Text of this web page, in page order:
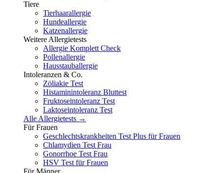
Tiere
Tierhaarallergie
Hundeallergie
Katzenallergie
Weitere Allergietests
Allergie Komplett Check
Pollenallergie
Hausstauballergie
Intoleranzen & Co.
Zöliakie Test
Histaminintoleranz Bluttest
Fruktoseintoleranz Test
Laktoseintoleranz Test
Alle Allergietests →
Für Frauen
Geschlechtskrankheiten Test Plus für Frauen
Chlamydien Test Frau
Gonorrhoe Test Frau
HSV Test für Frauen
Für Männer